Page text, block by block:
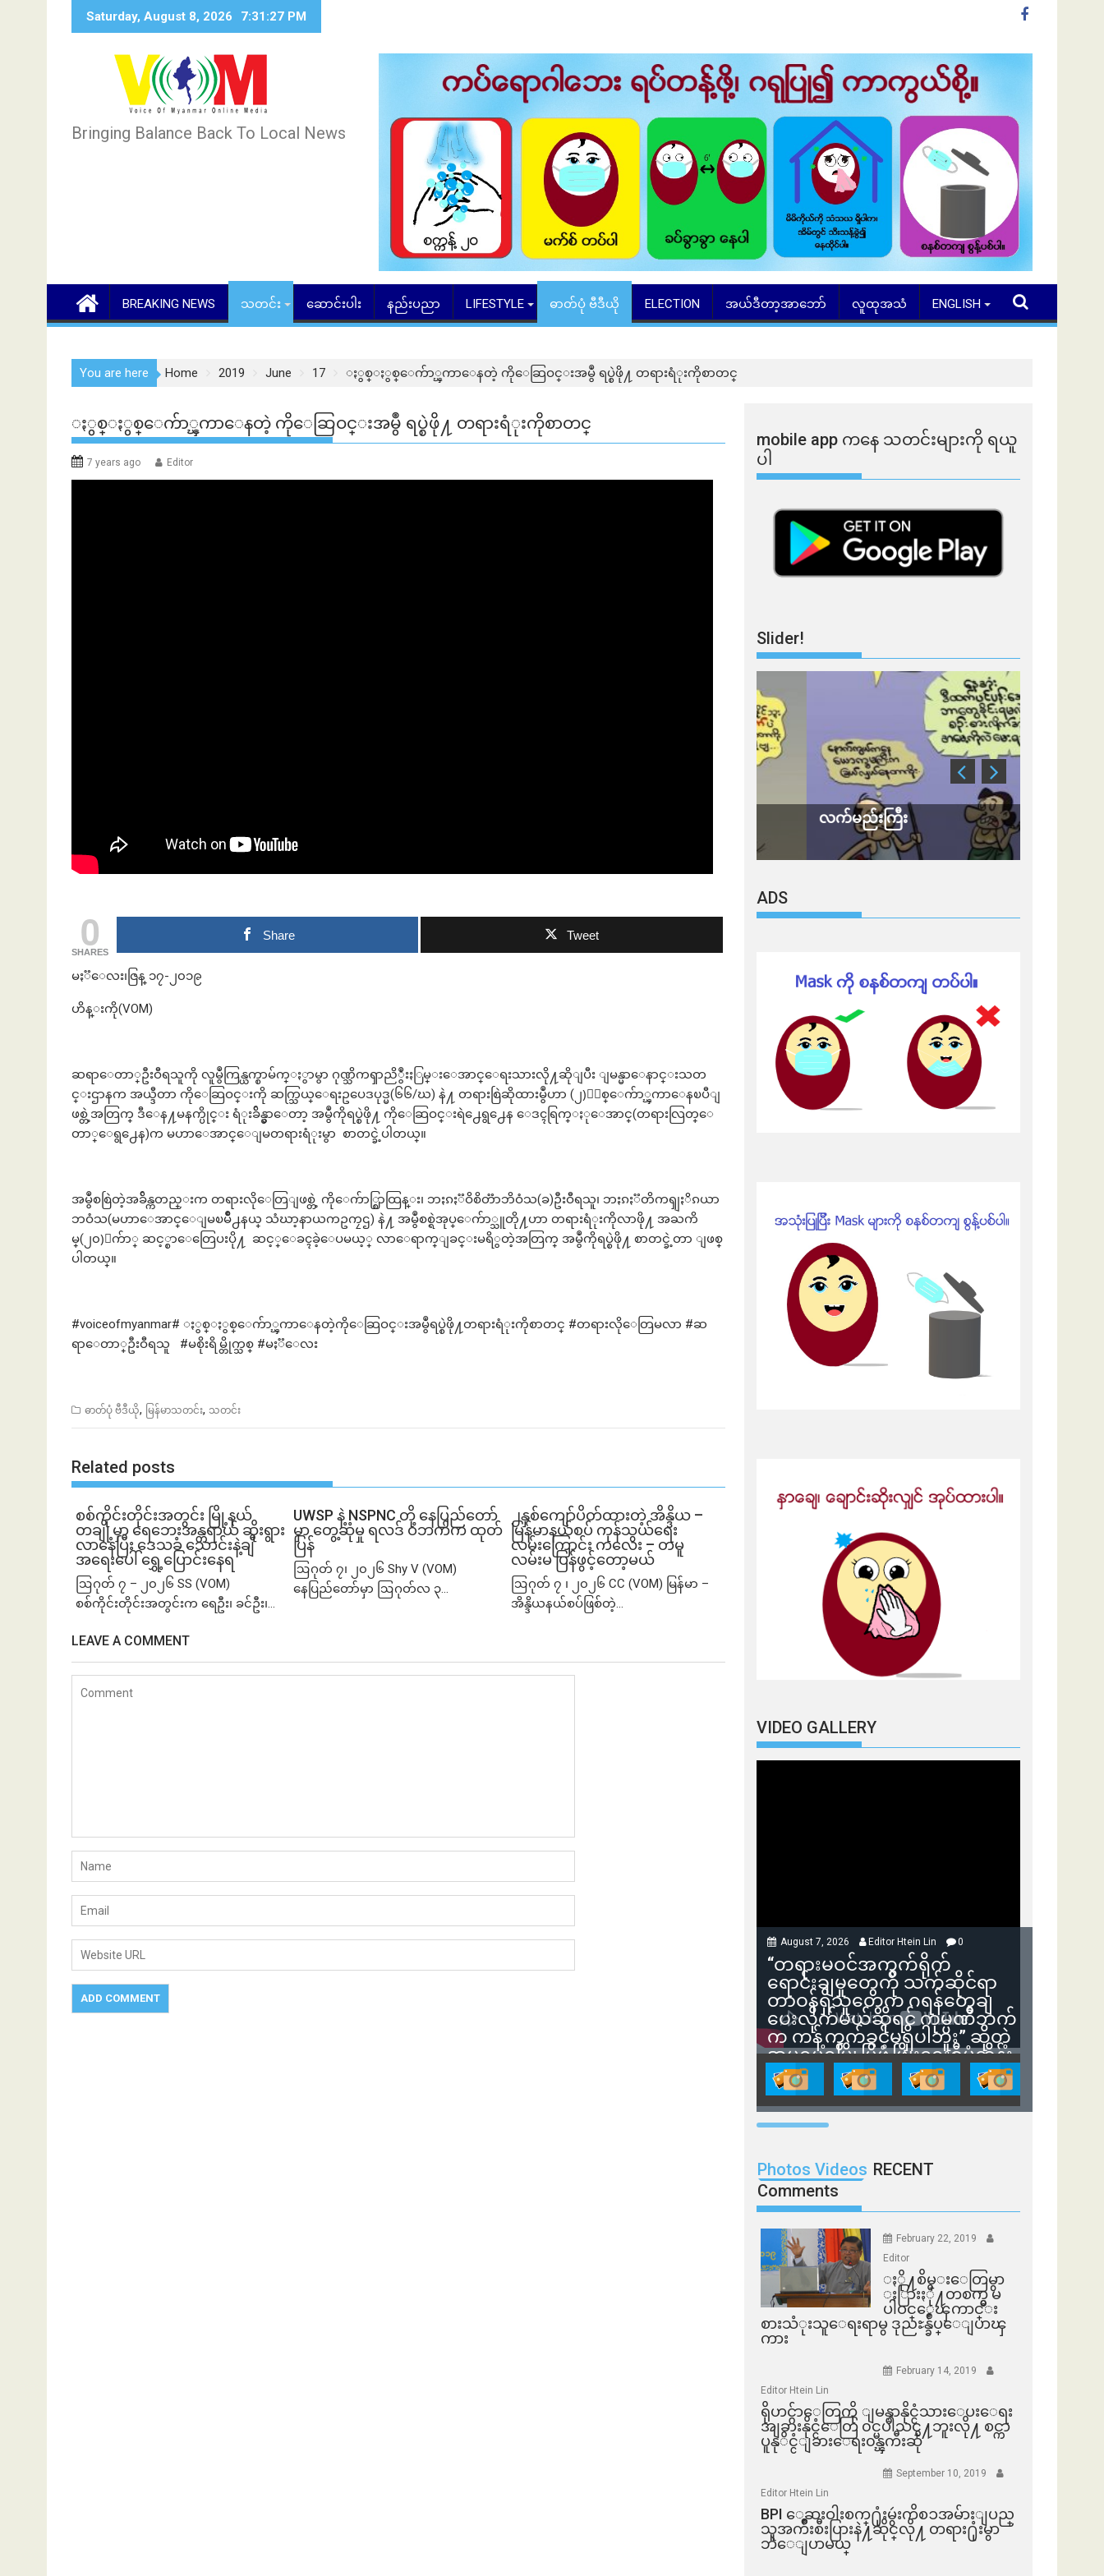
Saturday, August 8, 2026 7:31:28 PM
Bringing Balance Back To Local News
BREAKING NEWS သတင်း ဆောင်းပါး နည်းပညာ LIFESTYLE ဓာတ်ပုံ ဗီဒီယို ELECTION အယ်ဒီတာ့အာဘော် လူထုအသံ ENGLISH
You are here Home 2019 June 17 ႏွစ္ႏွစ္ေက်ာ္ၾကာေနတဲ့ ကိုေဆြဝင္းအမွဳ ရပ္စဲဖို႔ တရားရံုးကိုစာတင္
ႏွစ္ႏွစ္ေက်ာ္ၾကာေနတဲ့ ကိုေဆြဝင္းအမွဳ ရပ္စဲဖို႔ တရားရံုးကိုစာတင္
7 years ago Editor
0
SHARES
Share Tweet
မႏၱေလး၊ဇြန္ ၁၇-၂၀၁၉
ဟိန္းကို(VOM)
ဆရာေတာ္ဦးဝီရသူကို လူမွဳကြန္ယက္စာမ်က္ႏွာမွာ ဂုဏ္သိကၡာညိွဳးႏြမ္းေအာင္ေရးသားလို႔ဆိုျပီး ျမန္မာေနာင္းသတ
င္းဌာနက အယ္ဒီတာ ကိုေဆြဝင္းကို ဆက္သြယ္ေရးဥပေဒပုဒ္မ(၆၆/ဃ) နဲ႔ တရားစြဲဆိုထားမွဳဟာ (၂)ႏွစ္ေက်ာ္ၾကာေနၿပီျ
ဖစ္တဲ့အတြက္ ဒီေန႔မနက္ပိုင္း ရံုးခ်ိန္မွာေတာ့ အမွဳကိုရပ္စဲဖို႔ ကိုေဆြဝင္းရဲ႕ေရွ႕ေန ေဒၚရြက္ႏုေအာင္(တရားလြတ္ေ
တာ္ေရွ႕ေန)က မဟာေအာင္ေျမတရားရံုးမွာ စာတင္ခဲ့ပါတယ္။
အမွဳစစြဲတဲ့အခ်ိန္ကတည္းက တရားလိုေတြျဖစ္တဲ့ ကိုေက်ာ္စြာထြန္း၊ ဘႏၵႏၱဝိစိတၱာဘိဝံသ(ခ)ဦးဝီရသူ၊ ဘႏၵႏၱတိကၡျႏိၵယာ
ဘဝံသ(မဟာေအာင္ေျမၿမိဳ႕နယ္ သံဃာ့နာယကဥကၠဌ) နဲ႔ အမွဳစစ္ရဲအုပ္ေက်ာ္သူတို႔ဟာ တရားရံုးကိုလာဖို႔ အႀကိ
မ္(၂၀)ေက်ာ္ ဆင့္စာေတြေပးပို႔ ဆင့္ေခၚခဲ့ေပမယ့္ လာေရာက္ျခင္းမရိွတဲ့အတြက္ အမွဳကိုရပ္စဲဖို႔ စာတင္ခဲ့တာ ျဖစ္
ပါတယ္။
#voiceofmyanmar# ႏွစ္ႏွစ္ေက်ာ္ၾကာေနတဲ့ကိုေဆြဝင္းအမွဳရပ္စဲဖို႔တရားရံုးကိုစာတင္ #တရားလိုေတြမလာ #ဆ
ရာေတာ္ဦးဝီရသူ #မစိုးရိမ္တိုက္သစ္ #မႏၱေလး
ဓာတ်ပုံ ဗီဒီယို, မြန်မာသတင်း, သတင်း
Related posts
စစ်ကိုင်းတိုင်းအတွင်း မြို့နယ်
တချို့မှာ ရေဘေးအန္တရာယ် ဆိုးရွား
လာနေပြီး ဒေသခံ သောင်းနဲ့ချီ
အရေးပေါ် ရွှေ့ပြောင်းနေရ
ဩဂုတ် ၇ – ၂၀၂၆ SS (VOM)
စစ်ကိုင်းတိုင်းအတွင်းက ရေဦး၊ ခင်ဦး၊...
UWSP နဲ့ NSPNC တို့ နေပြည်တော်
မှာ တွေ့ဆုံမှု ရလဒ် ဝဘက်က ထုတ်
ပြန်
ဩဂုတ် ၇၊ ၂၀၂၆ Shy V (VOM)
နေပြည်တော်မှာ ဩဂုတ်လ ၃...
၂နှစ်​ကျော်ပိတ်ထားတဲ့ အိန္ဒိယ –
မြန်မာနယ်စပ် ကုန်သွယ်ရေး
လမ်းကြောင်း ကလေး – တမူ
လမ်းမ ပြန်ဖွင့်တော့မယ်
ဩဂုတ် ၇ ၊ ၂၀၂၆ CC (VOM) မြန်မာ –
အိန္ဒိယနယ်စပ်ဖြစ်တဲ့...
LEAVE A COMMENT
mobile app ​​ကနေ ​​သတင်းများကို ရယူ
ပါ
Slider!
လက်မည်းကြီး
ADS
VIDEO GALLERY
August 7, 2026 Editor Htein Lin 0
“တရားမဝင်အကွက်ရိုက်
ရောင်းချမှုတွေကို သက်ဆိုင်ရာ
တာဝန်ရှိသူတွေက ဂရန်တွေချ
ပေးလိုက်မယ်ဆိုရင် ကုမ္ပဏီဘက်
က ကန့်ကွက်ခွင့်မရှိပါဘူး” ဆိုတဲ့
အမရပူရမြို့ပြဖွံ့ဖြိုးရေးစီမံကိန်း
ဒါရိုက်တာ ဦးဇော်ရဲဝင်းနဲ့ တွေ့ဆုံ
ခြင်း
Photos Videos RECENT
Comments
February 22, 2019
Editor
ႏို႔စိမ္းေတြမွာ
ႏြားႏို႔တစက္မွ မ
ပါဝင္ေၾကာင္း
စားသံုးသူေရးရာမွ ဒုညႊန္ခ်ဳပ္ေျပာၾ
ကား
February 14, 2019
Editor Htein Lin
ရိုဟင္ဂ်ာေတြကို ျမန္မာနိုင္ငံသားေပးေရး
အျခားနိုင္ငံေတြ ၀င္မပါသင္႔ဘူးလို႔ စင္ကာ
ပူနုိင္ငံျခားေရး၀န္ၾကီးဆို
September 10, 2019
Editor Htein Lin
BPI ​ေဆးဝါးစက္​႐ုံးမွဴးကိစၥအမ်ားျပည္​
သူအက်ိဳးစီးပြားနဲ႔ဆိုင္​လို႔ တရား႐ုံးမွာ
ဘဲေျပာမယ္​